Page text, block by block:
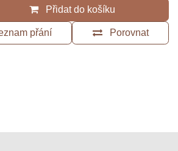
Přidat do košíku
Porovnat
přání